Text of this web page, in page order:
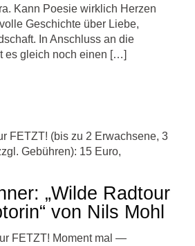
Kann Poesie wirklich Herzen
Geschichte über Liebe,
In Anschluss an die
es gleich noch einen […]
FETZT! (bis zu 2 Erwachsene, 3
Gebühren): 15 Euro,
„Wilde Radtour
von Nils Mohl
FETZT! Moment mal —